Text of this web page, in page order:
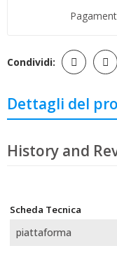
Condividi:
Dettagli del
History and
Scheda Tecnica
piattaforma